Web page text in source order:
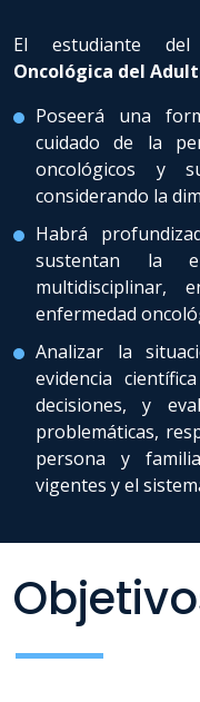
El estudiante
Oncológica del
Poseerá una
cuidado de la
oncológicos y
considerando la
Habrá
sustentan la
enfermedad
Analizar la
evidencia
decisiones, y
problemáticas,
persona y
vigentes y el